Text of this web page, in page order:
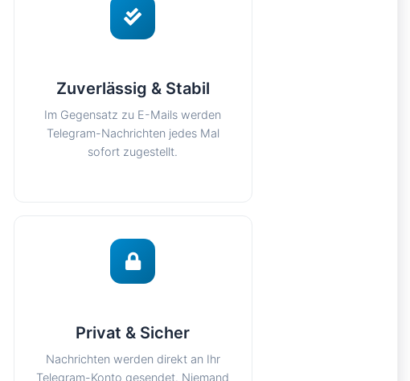
Zuverlässig & Stabil
Im Gegensatz zu E-Mails werden
Telegram-Nachrichten jedes Mal
sofort zugestellt.
Privat & Sicher
Nachrichten werden direkt an Ihr
Telegram-Konto gesendet. Niemand